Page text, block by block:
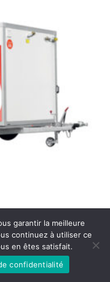
(12)
garantir la meilleure
continuez à utiliser ce
en êtes satisfait.
confidentialité